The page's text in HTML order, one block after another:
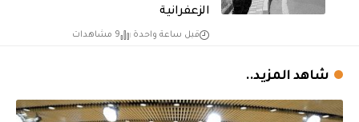
الزعفرانية
قبل ساعة واحدة 9 مشاهدات
شاهد المزيد..